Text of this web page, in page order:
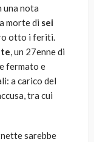
una nota
morte di sei
otto i feriti.
, un 27enne di
fermato e
a carico del
tra cui
sarebbe